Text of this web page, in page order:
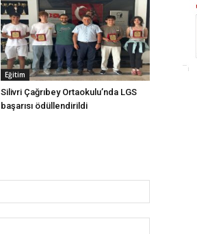
Eğitim
Silivri Çağrıbey Ortaokulu’nda LGS
başarısı ödüllendirildi